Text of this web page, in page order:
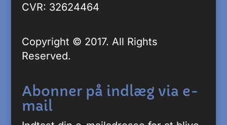
CVR: 32624464
Copyright © 2017. All Rights
Reserved.
Abonner på indlæg via e-
mail